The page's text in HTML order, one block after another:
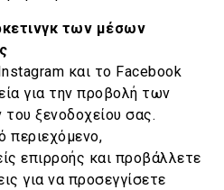
των μέσων
και το Facebook
για την προβολή των
ξενοδοχείου σας.
περιεχόμενο,
επιρροής και προβάλλετε
για να προσεγγίσετε